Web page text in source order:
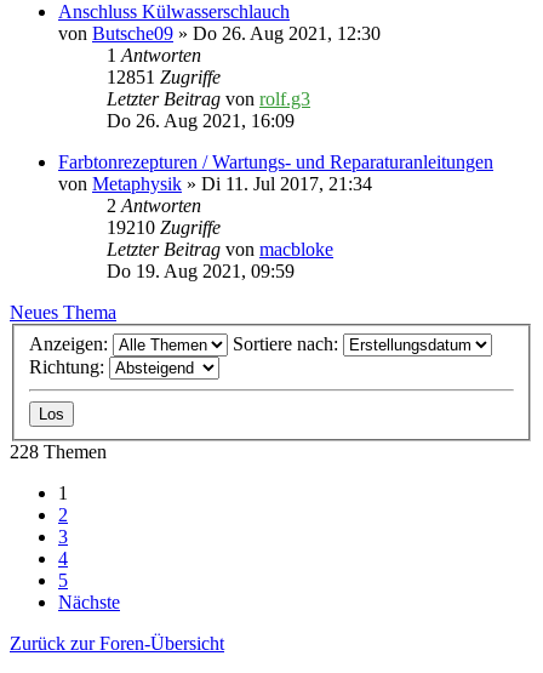
Anschluss Külwasserschlauch
von Butsche09 » Do 26. Aug 2021, 12:30
1Antworten
12851 Zugriffe
Letzter Beitrag von rolf.g3
Do 26. Aug 2021, 16:09
Farbtonrezepturen / Wartungs- und Reparaturanleitungen
von Metaphysik » Di 11. Jul 2017, 21:34
2Antworten
19210 Zugriffe
Letzter Beitrag von macbloke
Do 19. Aug 2021, 09:59
Neues Thema
Anzeigen:
Sortiere nach:
Richtung:
228 Themen
1
2
3
4
5
Nächste
Zurück zur Foren-Übersicht